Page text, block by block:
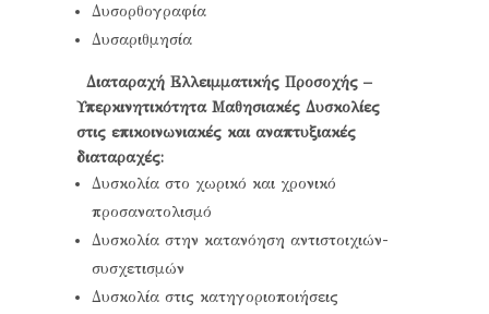
Δυσορθογραφία
Δυσαριθμησία
Διαταραχή Ελλειμματικής Προσοχής –
Υπερκινητικότητα Μαθησιακές Δυσκολίες
στις επικοινωνιακές και αναπτυξιακές
διαταραχές:
Δυσκολία στο χωρικό και χρονικό
προσανατολισμό
Δυσκολία στην κατανόηση αντιστοιχιών-
συσχετισμών
Δυσκολία στις κατηγοριοποιήσεις